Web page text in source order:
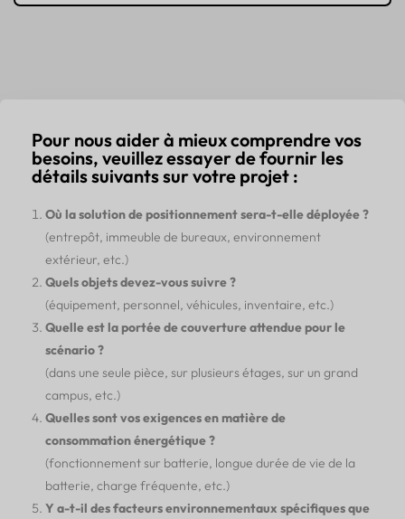
Pour nous aider à mieux comprendre vos
besoins, veuillez essayer de fournir les
détails suivants sur votre projet :
Où la solution de positionnement sera-t-elle déployée ?
(entrepôt, immeuble de bureaux, environnement
extérieur, etc.)
Quels objets devez-vous suivre ?
(équipement, personnel, véhicules, inventaire, etc.)
Quelle est la portée de couverture attendue pour le
scénario ?
(dans une seule pièce, sur plusieurs étages, sur un grand
campus, etc.)
Quelles sont vos exigences en matière de
consommation énergétique ?
(fonctionnement sur batterie, longue durée de vie de la
batterie, charge fréquente, etc.)
Y a-t-il des facteurs environnementaux spécifiques que